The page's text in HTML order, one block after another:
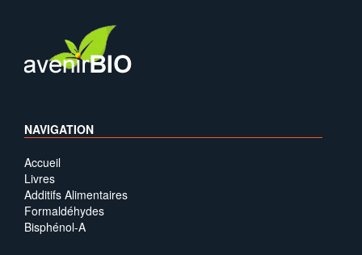
NAVIGATION
Accueil
Livres
Additifs Alimentaires
Formaldéhydes
Bisphénol-A